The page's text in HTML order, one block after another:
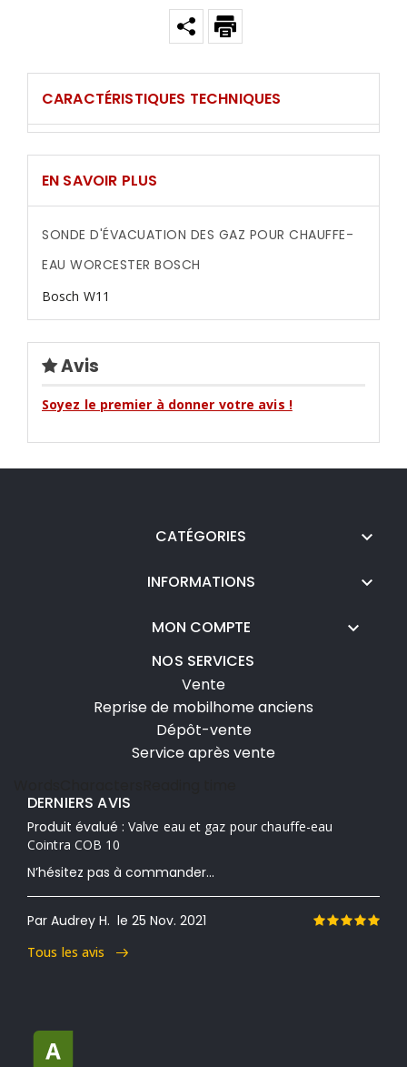
CARACTÉRISTIQUES TECHNIQUES
EN SAVOIR PLUS
SONDE D'ÉVACUATION DES GAZ POUR CHAUFFE-
EAU WORCESTER BOSCH
Bosch W11
Avis
Soyez le premier à donner votre avis !
CATÉGORIES 
INFORMATIONS 
MON COMPTE 
NOS SERVICES
Vente
Reprise de mobilhome anciens
Dépôt-vente
Service après vente
DERNIERS AVIS
Produit évalué : Valve eau et gaz pour chauffe-eau
Cointra COB 10
N’hésitez pas à commander...
Par Audrey H. le 25 Nov. 2021
Tous les avis